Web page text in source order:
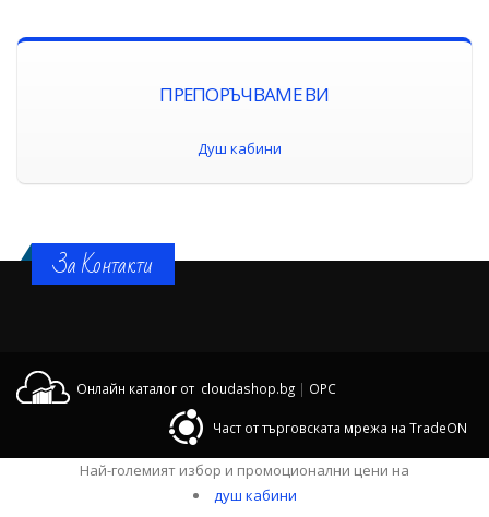
ПРЕПОРЪЧВАМЕ ВИ
Душ кабини
За Контакти
Онлайн каталог от cloudashop.bg | OPC
Част от търговската мрежа на TradeON
Най-големият избор и промоционални цени на
душ кабини